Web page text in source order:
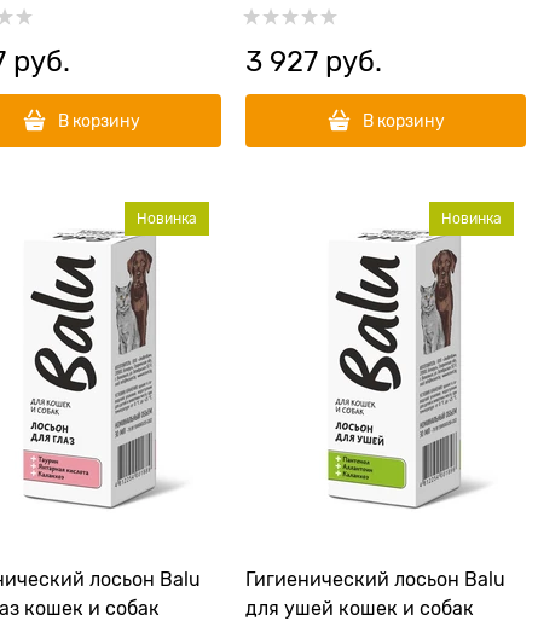
руб.
В корзину
3 927 руб.
В корзину
лосьон Balu
кошек и собак
Новинка
Гигиенический лосьон Balu
для ушей кошек и собак
Новинка